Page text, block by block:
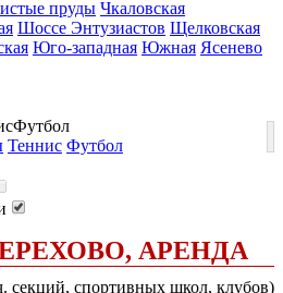
пруды Чкаловская
Шоссе Энтузиастов Щелковская
Юго-западная Южная Ясенево
Футбол
Теннис Футбол
АРЕНДА
секций, спортивных школ, клубов)